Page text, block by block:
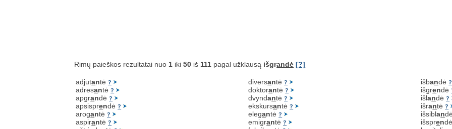
Rimų paieškos rezultatai nuo 1 iki50 iš 111 pagal užklausą išgrandė [?]
adjutantė?
adresantė?
apgrandė?
apsisprendė?
arogantė?
aspirantė?
diversantė?
doktorantė?
dvyndantė?
ekskursantė?
elegantė?
emigrantė?
išbandė?
išgrendė
išlandė?
išrantė?
išsiblan
išspren